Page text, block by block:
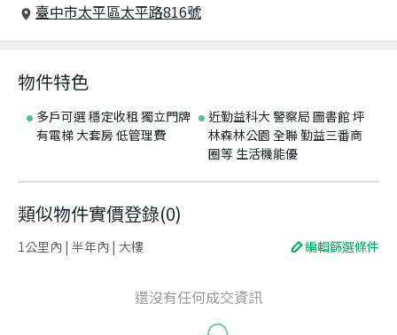
臺中市太平區太平路816號
物件特色
多戶可選 穩定收租 獨立門牌
有電梯 大套房 低管理費
近勤益科大 警察局 圖書館 坪
林森林公園 全聯 勤益三番商
圈等 生活機能優
類似物件實價登錄(0)
1公里內 | 半年內 | 大樓 編輯篩選條件
還沒有任何成交資訊